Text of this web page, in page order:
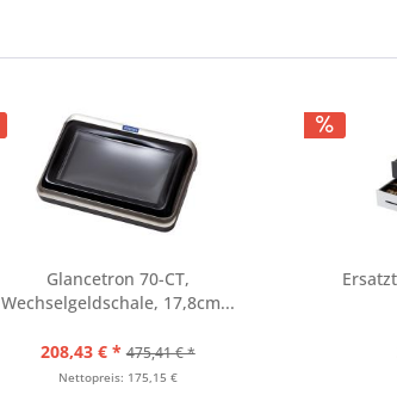
Glancetron 70-CT,
Wechselgeldschale, 17,8cm...
208,43 € * 475,41 € *
Nettopreis: 175,15 €